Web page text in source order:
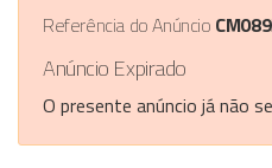
Referência do Anúncio
Anúncio Expirado
O presente anúncio já não